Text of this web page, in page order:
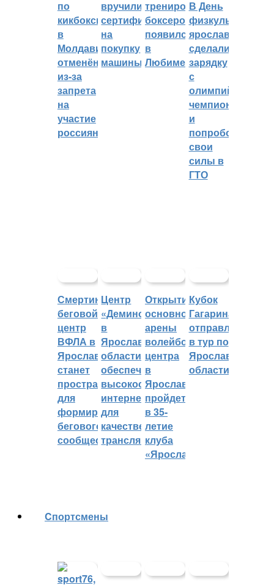
по
кикбоксингу
в
Молдавии
отменён
из-за
запрета
на
участие
россиян
вручили
сертификат
на
покупку
машины
тренировок
боксеров
появился
в
Любиме
В День
физкультурника
ярославцы
сделали
зарядку
с
олимпийским
чемпионом
и
попробовали
свои
силы в
ГТО
Смертин:
беговой
центр
ВФЛА в
Ярославле
станет
пространством
для
формирования
бегового
сообщества
Центр
«Демино»
в
Ярославской
области
обеспечивают
высокоскоростным
интернетом
для
качественных
трансляций
Открытие
основной
арены
волейбольного
центра
в
Ярославле
пройдет
в 35-
летие
клуба
«Ярославич»
Кубок
Гагарина
отправляется
в тур по
Ярославской
области
Cпортсмены